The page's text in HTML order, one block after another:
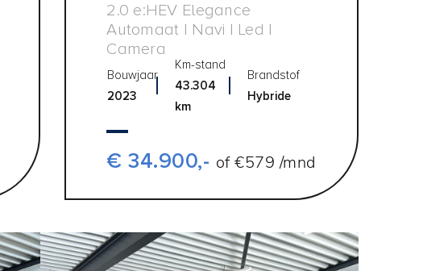
2.0 e:HEV Elegance
Automaat | Navi | Led |
Camera
Bouwjaar
2023
Km-stand
43.304
km
Brandstof
Hybride
€ 34.900,- of €579 /mnd